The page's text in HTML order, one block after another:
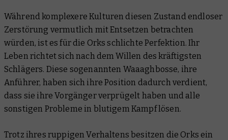
Während komplexere Kulturen diesen Zustand endloser
Zerstörung vermutlich mit Entsetzen betrachten
würden, ist es für die Orks schlichte Perfektion. Ihr
Leben richtet sich nach dem Willen des kräftigsten
Schlägers. Diese sogenannten Waaaghbosse, ihre
Anführer, haben sich ihre Position dadurch verdient,
dass sie ihre Vorgänger verprügelt haben und alle
sonstigen Probleme in blutigem Kampf lösen.
Trotz ihres ruppigen Verhaltens besitzen die Orks ein